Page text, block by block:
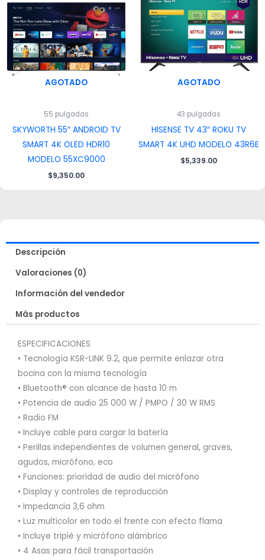
AGOTADO
55 pulgadas
SKYWORTH 55″ ANDROID TV
SMART 4K OLED HDR10
MODELO 55XC9000
$9,350.00
AGOTADO
43 pulgadas
HISENSE TV 43″ ROKU TV
SMART 4K UHD MODELO 43R6E
$5,339.00
Descripción
Valoraciones (0)
Información del vendedor
Más productos
ESPECIFICACIONES
• Tecnología KSR-LINK 9.2, que permite enlazar otra
bocina con la misma tecnología
• Bluetooth® con alcance de hasta 10 m
• Potencia de audio 25 000 W / PMPO / 30 W RMS
• Radio FM
• Incluye cable para cargar la batería
• Perillas independientes de volumen general, graves,
agudos, micrófono, eco
• Funciones: prioridad de audio del micrófono
• Display y controles de reproducción
• Impedancia 3,6 ohm
• Luz multicolor en todo el frente con efecto flama
• Incluye tripié y micrófono alámbrico
• 4 Asas para fácil transportación